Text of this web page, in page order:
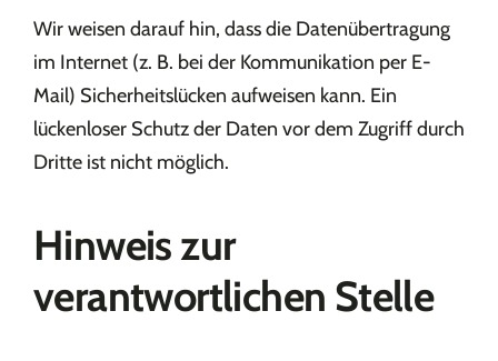
Wir weisen darauf hin, dass die Datenübertragung
im Internet (z. B. bei der Kommunikation per E-
Mail) Sicherheitslücken aufweisen kann. Ein
lückenloser Schutz der Daten vor dem Zugriff durch
Dritte ist nicht möglich.
Hinweis zur
verantwortlichen Stelle